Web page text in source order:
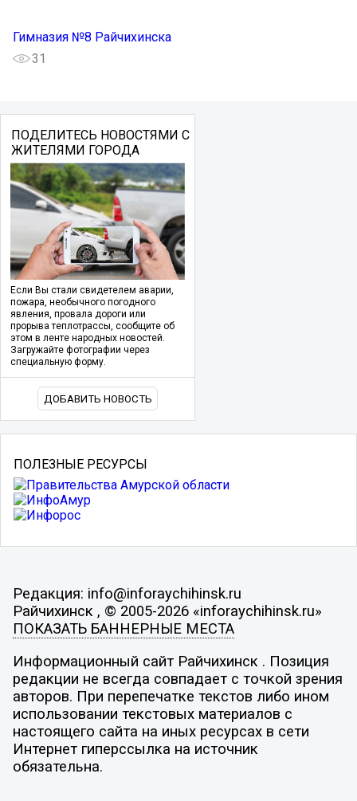
Гимназия №8 Райчихинска
31
ПОДЕЛИТЕСЬ НОВОСТЯМИ С
ЖИТЕЛЯМИ ГОРОДА
Если Вы стали свидетелем аварии,
пожара, необычного погодного
явления, провала дороги или
прорыва теплотрассы, сообщите об
этом в ленте народных новостей.
Загружайте фотографии через
специальную форму.
ДОБАВИТЬ НОВОСТЬ
ПОЛЕЗНЫЕ РЕСУРСЫ
Редакция: info@inforaychihinsk.ru
Райчихинск , © 2005-2026 «inforaychihinsk.ru»
ПОКАЗАТЬ БАННЕРНЫЕ МЕСТА
Информационный сайт Райчихинск . Позиция
редакции не всегда совпадает с точкой зрения
авторов. При перепечатке текстов либо ином
использовании текстовых материалов с
настоящего сайта на иных ресурсах в сети
Интернет гиперссылка на источник
обязательна.